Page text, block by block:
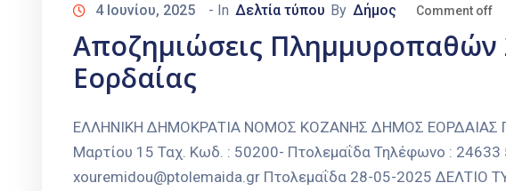
4 Ιουνίου, 2025 - In Δελτία τύπου By Δήμος Comment off
Αποζημιώσεις Πλημμυροπαθών
Εορδαίας
ΕΛΛΗΝΙΚΗ ΔΗΜΟΚΡΑΤΙΑ ΝΟΜΟΣ ΚΟΖΑΝΗΣ ΔΗΜΟΣ ΕΟΡΔΑΙΑΣ
Μαρτίου 15 Ταχ. Κωδ. : 50200- Πτολεμαΐδα Τηλέφωνο : 24633
xouremidou@ptolemaida.gr Πτολεμαΐδα 28-05-2025 ΔΕΛΤΙΟ